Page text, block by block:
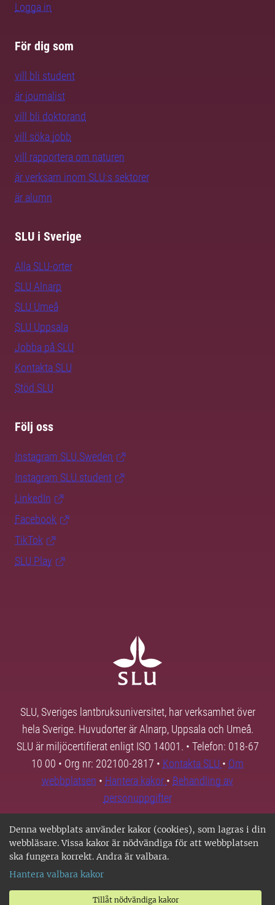
Denna webbplats använder kakor (cookies), som lagras i din
webbläsare. Vissa kakor är nödvändiga för att webbplatsen
ska fungera korrekt. Andra är valbara.
Hantera valbara kakor
Tillåt nödvändiga kakor
Logga in
För dig som
vill bli student
är journalist
vill bli doktorand
vill söka jobb
vill rapportera om naturen
är verksam inom SLU:s sektorer
är alumn
SLU i Sverige
Alla SLU-orter
SLU Alnarp
SLU Umeå
SLU Uppsala
Jobba på SLU
Kontakta SLU
Stöd SLU
Följ oss
Instagram SLU.Sweden
Instagram SLU.student
LinkedIn
Facebook
TikTok
SLU Play
SLU, Sveriges lantbruksuniversitet, har verksamhet över
hela Sverige. Huvudorter är Alnarp, Uppsala och Umeå.
SLU är miljöcertifierat enligt ISO 14001. • Telefon: 018-67
10 00 • Org nr: 202100-2817 • Kontakta SLU • Om
webbplatsen • Hantera kakor • Behandling av
personuppgifter